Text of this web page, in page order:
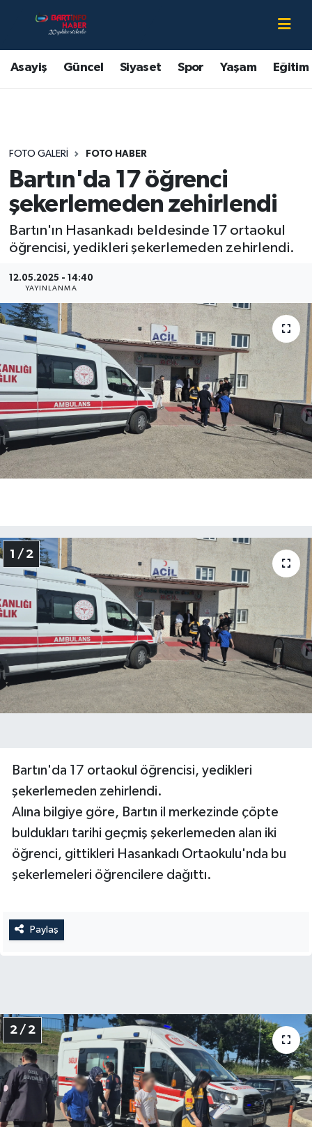
Asayiş Güncel Siyaset Spor Yaşam Eğitim
FOTO GALERI FOTO HABER
Bartın'da 17 öğrenci
şekerlemeden zehirlendi
Bartın'ın Hasankadı beldesinde 17 ortaokul
öğrencisi, yedikleri şekerlemeden zehirlendi.
12.05.2025 - 14:40
YAYINLANMA
1 / 2
Bartın'da 17 ortaokul öğrencisi, yedikleri
şekerlemeden zehirlendi.
Alına bilgiye göre, Bartın il merkezinde çöpte
buldukları tarihi geçmiş şekerlemeden alan iki
öğrenci, gittikleri Hasankadı Ortaokulu'nda bu
şekerlemeleri öğrencilere dağıttı.
Paylaş
2 / 2
Asayiş
Bartın Hakkında
Eğitim
Ekonomi
Güncel
Magazin
Medya
Sağlık
Sinema
Sivil Toplum
Siyaset
Tarım
Turizm
Yaşam
Yerel Yönetimler
Bartın Nöbetçi Eczaneler
Bartın Hava Durumu
Bartın Trafik Yoğunluk Haritası
Süper Lig Puan Durumu ve Fikstür
Tüm Manşetler
Haber Arşivi